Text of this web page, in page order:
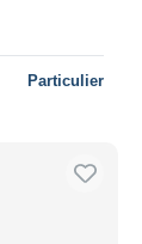
Particulier